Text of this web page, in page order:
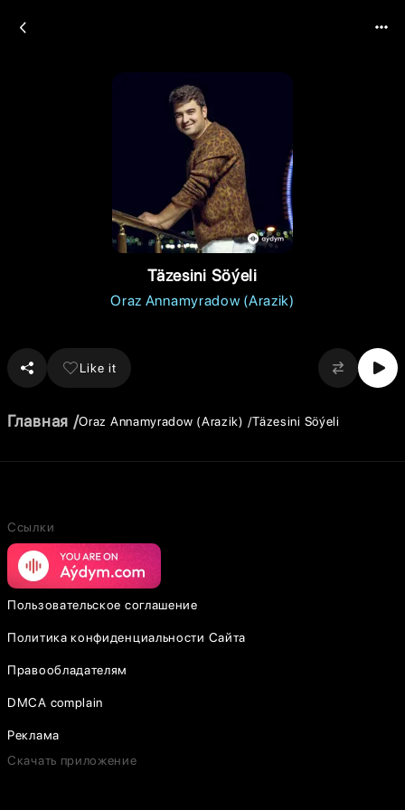
Täzesini Söýeli
Oraz Annamyradow (Arazik)
Like it
Главная Oraz Annamyradow (Arazik) Täzesini Söýeli
Ссылки
Пользовательское соглашение
Политика конфиденциальности Сайта
Правообладателям
DMCA complain
Реклама
Скачать приложение